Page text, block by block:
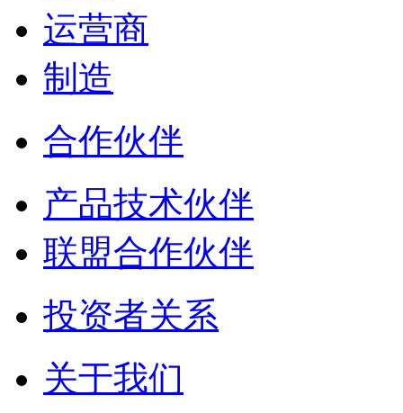
运营商
制造
合作伙伴
产品技术伙伴
联盟合作伙伴
投资者关系
关于我们